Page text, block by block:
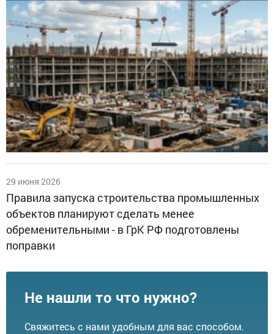
29 июня 2026
Правила запуска строительства промышленных
объектов планируют сделать менее
обременительными - в ГрК РФ подготовлены
поправки
Не нашли то что нужно?
Свяжитесь с нами удобным для вас способом.